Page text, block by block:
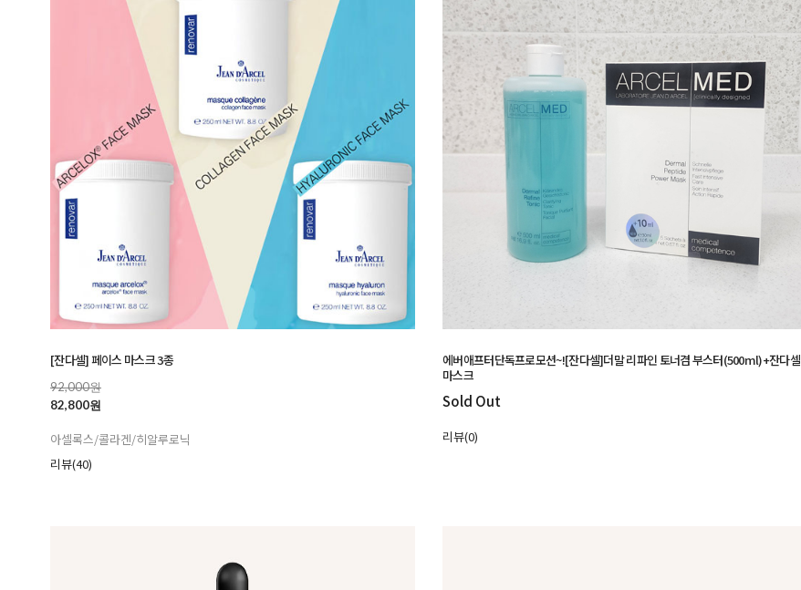
[잔다셀] 페이스 마스크 3종
92,000원
82,800원
아셀록스/콜라겐/히알루로닉
리뷰(40)
에버애프터단독프로모션~![잔다셀]더말 리파인 토너겸 부스터(500ml)+잔다셀
마스크
Sold Out
리뷰(0)